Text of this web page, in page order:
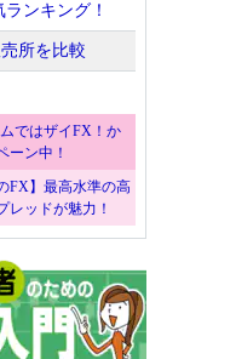
ンキング！
所を比較
ではザイFX！か
ーン中！
FX】最高水準の高
レッドが魅力！